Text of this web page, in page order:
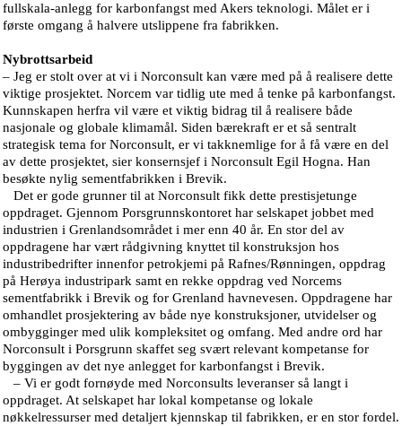
fullskala-anlegg for karbonfangst med Akers teknologi. Målet er i
første omgang å halvere utslippene fra fabrikken.
Nybrottsarbeid
– Jeg er stolt over at vi i Norconsult kan være med på å realisere dette
viktige prosjektet. Norcem var tidlig ute med å tenke på karbonfangst.
Kunnskapen herfra vil være et viktig bidrag til å realisere både
nasjonale og globale klimamål. Siden bærekraft er et så sentralt
strategisk tema for Norconsult, er vi takknemlige for å få være en del
av dette prosjektet, sier konsernsjef i Norconsult Egil Hogna. Han
besøkte nylig sementfabrikken i Brevik.
Det er gode grunner til at Norconsult fikk dette prestisjetunge
oppdraget. Gjennom Porsgrunnskontoret har selskapet jobbet med
industrien i Grenlandsområdet i mer enn 40 år. En stor del av
oppdragene har vært rådgivning knyttet til konstruksjon hos
industribedrifter innenfor petrokjemi på Rafnes/Rønningen, oppdrag
på Herøya industripark samt en rekke oppdrag ved Norcems
sementfabrikk i Brevik og for Grenland havnevesen. Oppdragene har
omhandlet prosjektering av både nye konstruksjoner, utvidelser og
ombygginger med ulik kompleksitet og omfang. Med andre ord har
Norconsult i Porsgrunn skaffet seg svært relevant kompetanse for
byggingen av det nye anlegget for karbonfangst i Brevik.
– Vi er godt fornøyde med Norconsults leveranser så langt i
oppdraget. At selskapet har lokal kompetanse og lokale
nøkkelressurser med detaljert kjennskap til fabrikken, er en stor fordel.